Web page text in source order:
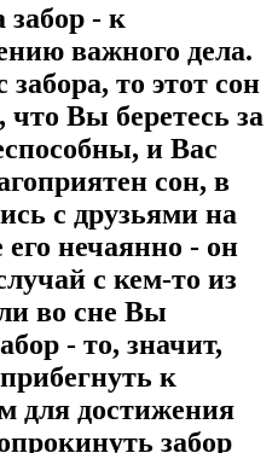
забор - к
важного дела.
то этот сон
что Вы беретесь за
и Вас
сон, в
с друзьями на
нечаянно - он
с кем-то из
во сне Вы
- то, значит,
к
для достижения
забор